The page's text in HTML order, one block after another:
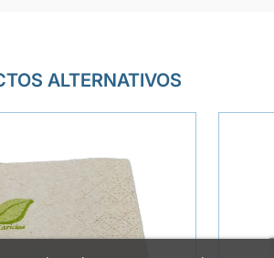
ALTERNATIVOS